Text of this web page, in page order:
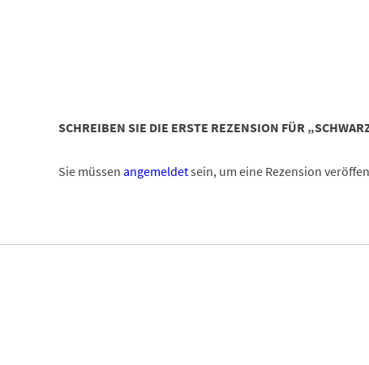
SCHREIBEN SIE DIE ERSTE REZENSION FÜR
Sie müssen angemeldetsein, um eine Rezension